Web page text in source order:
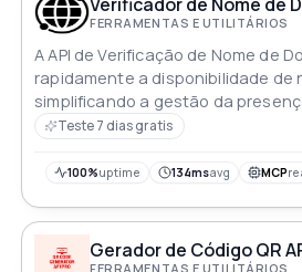
FERRAMENTAS E UTILITÁRIOS
A API de Verificação de Nome de
rapidamente a disponibilidade de
simplificando a gestão da
garantindo a aquisição segura de
Teste 7 dias gratis
100%uptime 134msavg MCP
Gerador de Código QR
FERRAMENTAS E UTILITÁRIOS